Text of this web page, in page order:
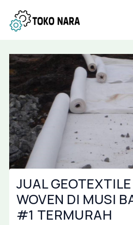
konten
JUAL
WOVEN DI MUSI
#1 TERMURAH
navigation